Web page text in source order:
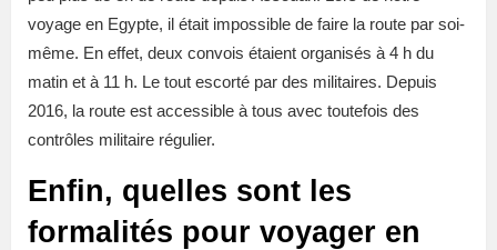
voyage en Egypte, il était impossible de faire la route par soi-
même. En effet, deux convois étaient organisés à 4 h du
matin et à 11 h. Le tout escorté par des militaires. Depuis
2016, la route est accessible à tous avec toutefois des
contrôles militaire régulier.
Enfin, quelles sont les
formalités pour voyager en